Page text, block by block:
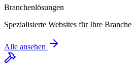
Branchenlösungen
Spezialisierte Websites für Ihre Branche
Alle ansehen